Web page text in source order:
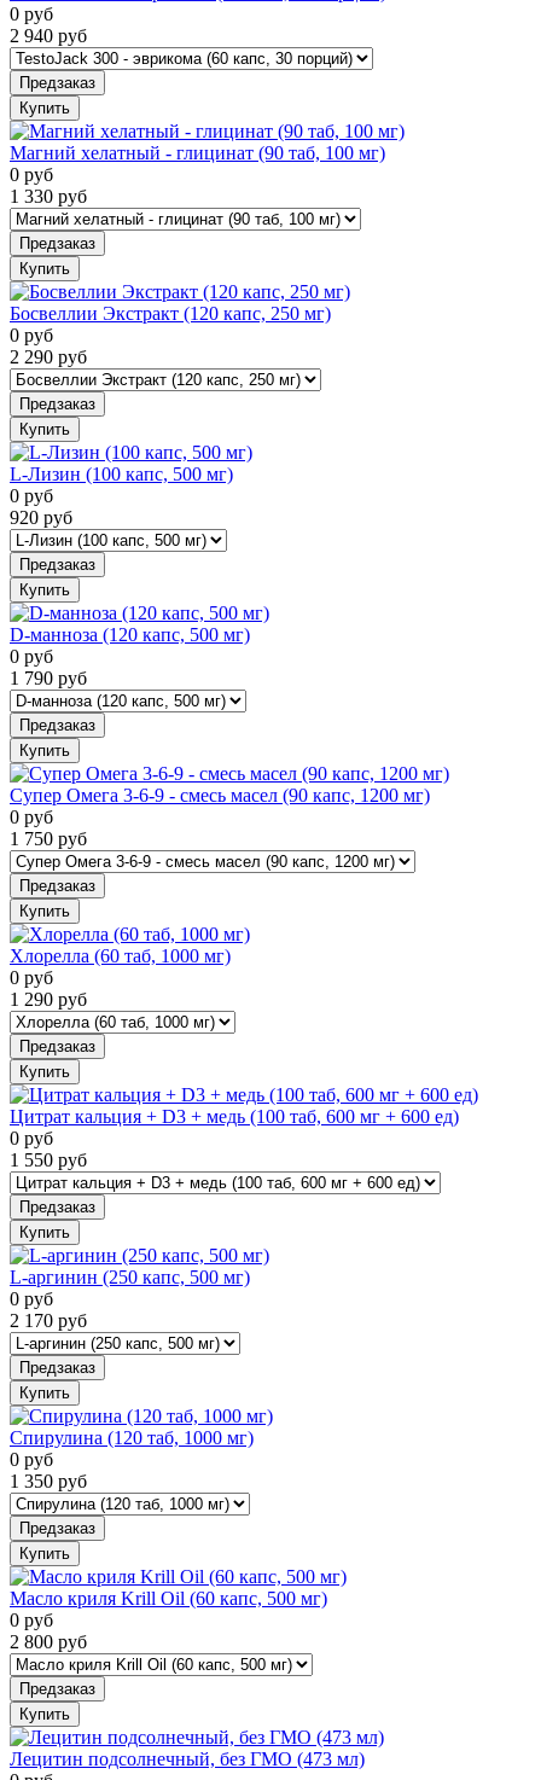
0 руб
2 940 руб
Предзаказ
Купить
Магний хелатный - глицинат (90 таб, 100 мг)
0 руб
1 330 руб
Предзаказ
Купить
Босвеллии Экстракт (120 капс, 250 мг)
0 руб
2 290 руб
Предзаказ
Купить
L-Лизин (100 капс, 500 мг)
0 руб
920 руб
Предзаказ
Купить
D-манноза (120 капс, 500 мг)
0 руб
1 790 руб
Предзаказ
Купить
Супер Омега 3-6-9 - смесь масел (90 капс, 1200 мг)
0 руб
1 750 руб
Предзаказ
Купить
Хлорелла (60 таб, 1000 мг)
0 руб
1 290 руб
Предзаказ
Купить
Цитрат кальция + D3 + медь (100 таб, 600 мг + 600 ед)
0 руб
1 550 руб
Предзаказ
Купить
L-аргинин (250 капс, 500 мг)
0 руб
2 170 руб
Предзаказ
Купить
Спирулина (120 таб, 1000 мг)
0 руб
1 350 руб
Предзаказ
Купить
Масло криля Krill Oil (60 капс, 500 мг)
0 руб
2 800 руб
Предзаказ
Купить
Лецитин подсолнечный, без ГМО (473 мл)